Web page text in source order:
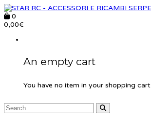
0
0,00€
An empty cart
You have no item in your shopping cart